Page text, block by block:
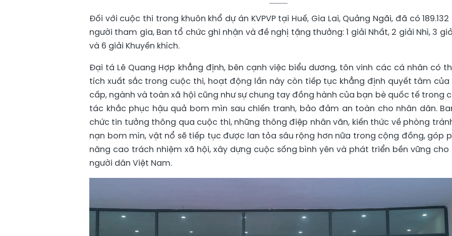
Đối với cuộc thi trong khuôn khổ dự án KVPVP tại Huế, Gia Lai, Quảng Ngãi, đã có
người tham gia, Ban tổ chức ghi nhận và đề nghị tặng thưởng: 1 giải Nhất, 2 giải Nhì, 3
và 6 giải Khuyến khích.
Đại tá Lê Quang Hợp khẳng định, bên cạnh việc biểu dương, tôn vinh các cá nhân có
tích xuất sắc trong cuộc thi, hoạt động lần này còn tiếp tục khẳng định quyết tâm
cấp, ngành và toàn xã hội cũng như sự chung tay đồng hành của bạn bè quốc tế trong
tác khắc phục hậu quả bom mìn sau chiến tranh, bảo đảm an toàn cho nhân dân.
chức tin tưởng thông qua cuộc thi, những thông điệp nhân văn, kiến thức về phòng
nạn bom mìn, vật nổ sẽ tiếp tục được lan tỏa sâu rộng hơn nữa trong cộng đồng, góp
nâng cao trách nhiệm xã hội, xây dựng cuộc sống bình yên và phát triển bền vững
người dân Việt Nam.